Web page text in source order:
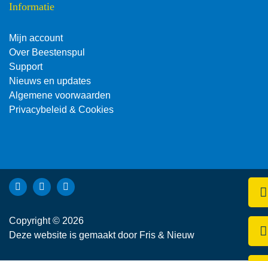
Informatie
Mijn account
Over Beestenspul
Support
Nieuws en updates
Algemene voorwaarden
Privacybeleid & Cookies
Bekijk Facebook van Beestenspul dierensport en -
Bekijk Instagram van Beestenspul dierensport en -
Bekijk YouTube van Beestenspul dierensport en
Copyright © 2026
Deze website is gemaakt door Fris & Nieuw